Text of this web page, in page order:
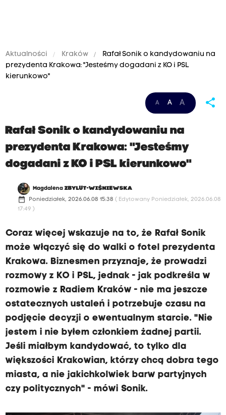
Aktualności Kraków
Rafał Sonik o kandydowaniu na
prezydenta Krakowa: "Jesteśmy dogadani z KO i PSL
kierunkowo"
A A A share
Rafał Sonik o kandydowaniu na
prezydenta Krakowa: "Jesteśmy
dogadani z KO i PSL kierunkowo"
MagdalenaZBYLUT-WIŚNIEWSKA
date_range Poniedziałek, 2026.06.08 15:38 ( Edytowany Poniedziałek, 2026.06.08
17:49 )
Coraz więcej wskazuje na to, że Rafał Sonik
może włączyć się do walki o fotel prezydenta
Krakowa. Biznesmen przyznaje, że prowadzi
rozmowy z KO i PSL, jednak - jak podkreśla w
rozmowie z Radiem Kraków - nie ma jeszcze
ostatecznych ustaleń i potrzebuje czasu na
podjęcie decyzji o ewentualnym starcie. "Nie
jestem i nie byłem członkiem żadnej partii.
Jeśli miałbym kandydować, to tylko dla
większości Krakowian, którzy chcą dobra tego
miasta, a nie jakichkolwiek barw partyjnych
czy politycznych" - mówi Sonik.